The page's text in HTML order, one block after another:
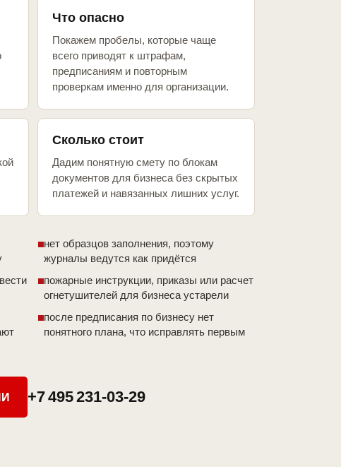
Что опасно
Покажем пробелы, которые чаще
всего приводят к штрафам,
предписаниям и повторным
проверкам именно для организации.
Сколько стоит
Дадим понятную смету по блокам
документов для бизнеса без скрытых
платежей и навязанных лишних услуг.
нет образцов заполнения, поэтому
журналы ведутся как придётся
пожарные инструкции, приказы или расчет
огнетушителей для бизнеса устарели
после предписания по бизнесу нет
понятного плана, что исправлять первым
+7 495 231-03-29